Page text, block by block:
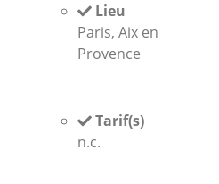
Lieu
Paris, Aix en
Provence
Tarif(s)
n.c.